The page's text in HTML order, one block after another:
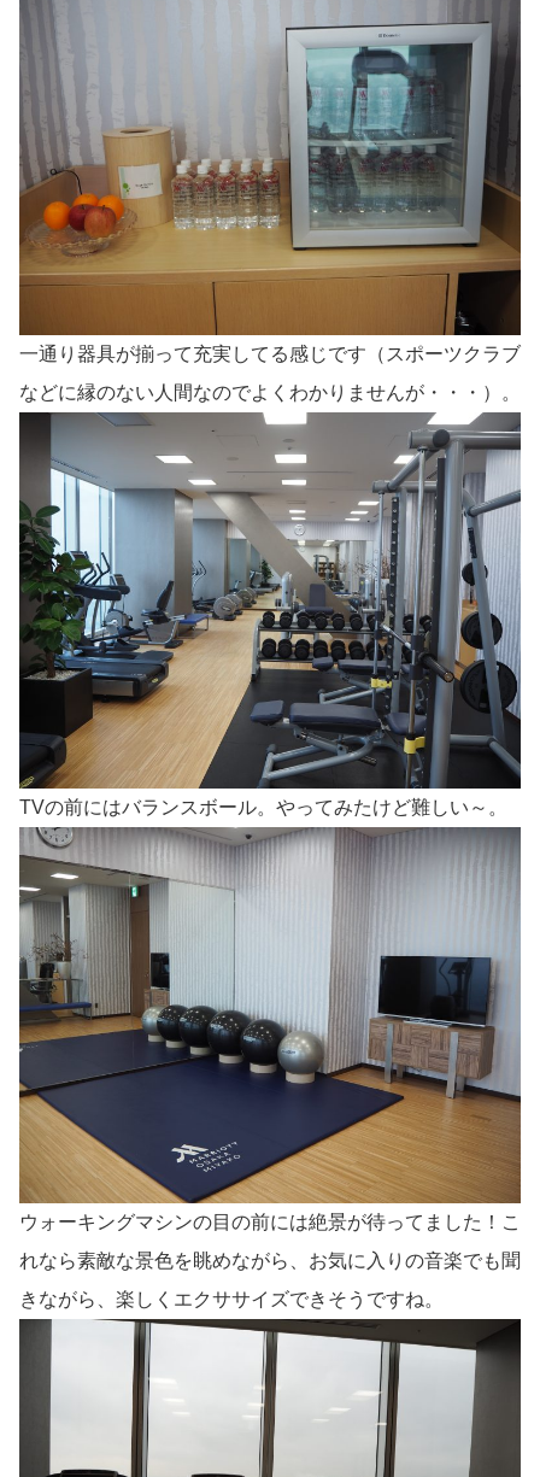
一通り器具が揃って充実してる感じです（スポーツクラブ
などに縁のない人間なのでよくわかりませんが・・・）。
TVの前にはバランスボール。やってみたけど難しい～。
ウォーキングマシンの目の前には絶景が待ってました！こ
れなら素敵な景色を眺めながら、お気に入りの音楽でも聞
きながら、楽しくエクササイズできそうですね。